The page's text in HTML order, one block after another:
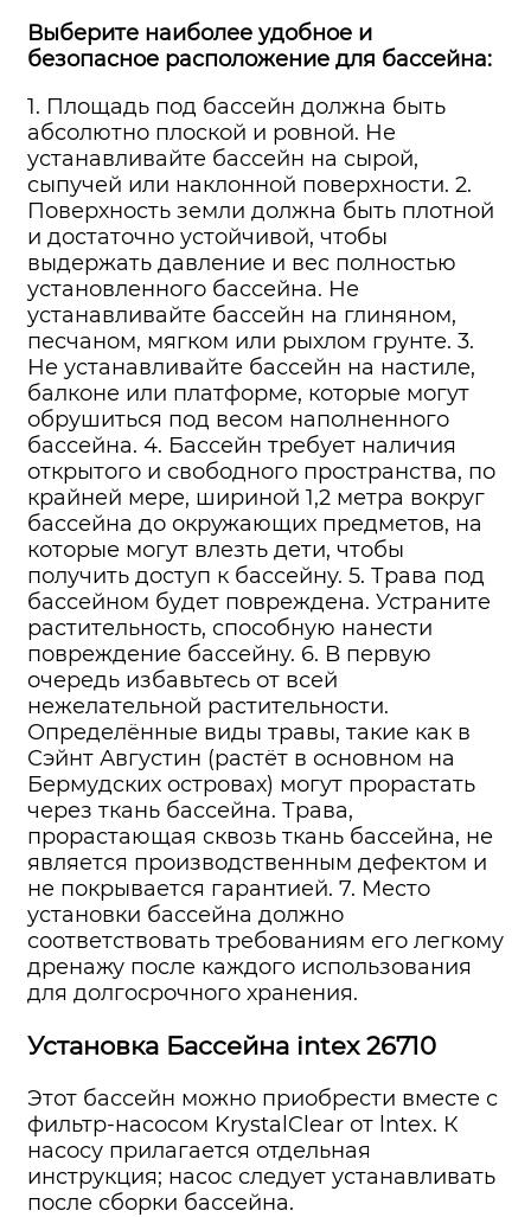
Выберите наиболее удобное и
безопасное расположение для бассейна:
1. Площадь под бассейн должна быть
абсолютно плоской и ровной. Не
устанавливайте бассейн на сырой,
сыпучей или наклонной поверхности. 2.
Поверхность земли должна быть плотной
и достаточно устойчивой, чтобы
выдержать давление и вес полностью
установленного бассейна. Не
устанавливайте бассейн на глиняном,
песчаном, мягком или рыхлом грунте. 3.
Не устанавливайте бассейн на настиле,
балконе или платформе, которые могут
обрушиться под весом наполненного
бассейна. 4. Бассейн требует наличия
открытого и свободного пространства, по
крайней мере, шириной 1,2 метра вокруг
бассейна до окружающих предметов, на
которые могут влезть дети, чтобы
получить доступ к бассейну. 5. Трава под
бассейном будет повреждена. Устраните
растительность, способную нанести
повреждение бассейну. 6. В первую
очередь избавьтесь от всей
нежелательной растительности.
Определённые виды травы, такие как в
Сэйнт Августин (растёт в основном на
Бермудских островах) могут прорастать
через ткань бассейна. Трава,
прорастающая сквозь ткань бассейна, не
является производственным дефектом и
не покрывается гарантией. 7. Место
установки бассейна должно
соответствовать требованиям его легкому
дренажу после каждого использования
для долгосрочного хранения.
Установка Бассейна intex 26710
Этот бассейн можно приобрести вместе с
фильтр-насосом KrystalClear от lntex. К
насосу прилагается отдельная
инструкция; насос следует устанавливать
после сборки бассейна.